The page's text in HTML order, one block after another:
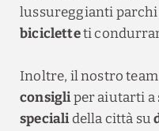
lussureggianti
bicicletteti
Inoltre, il nostro
consigliper aiutarti
specialidella città su